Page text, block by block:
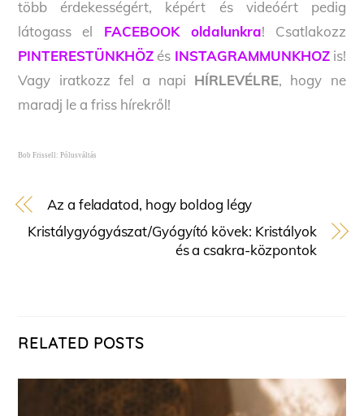
több érdekességért, képért és videóért pedig
látogass el FACEBOOK oldalunkra! Csatlakozz
PINTERESTÜNKHÖZ és INSTAGRAMMUNKHOZis!
Vagy iratkozz fel a napi HÍRLEVÉLRE, hogy ne
maradj le a friss hírekről!
Bob Frissell: Pólusváltás
Az a feladatod, hogy boldog légy
Kristálygyógyászat/Gyógyító kövek: Kristályok
és a csakra-központok
RELATED POSTS